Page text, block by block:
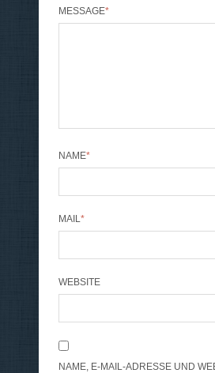
MESSAGE*
NAME*
MAIL*
WEBSITE
NAME, E-MAIL-ADRESSE UND